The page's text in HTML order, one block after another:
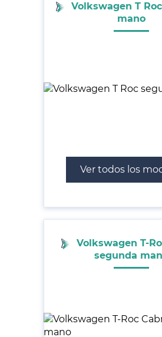
Volkswagen T
mano
Ver todos los
Volkswagen T-
segunda